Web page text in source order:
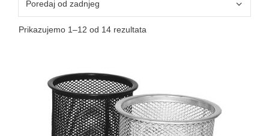
Prikazujemo 1–12 od 14 rezultata